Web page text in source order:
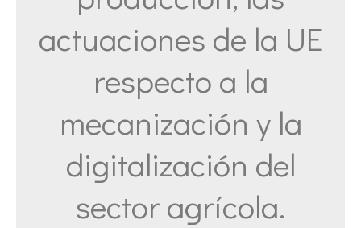
actuaciones de la UE
respecto a la
mecanización y la
digitalización del
sector agrícola.